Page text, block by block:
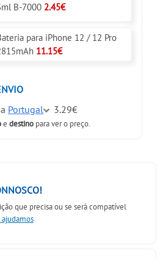
B-7000 2.45€
para iPhone 12 / 12 Pro
11.15€
a Portugal 3.29€
edestino para ver o preço.
que precisa ou se será compatível
ajudamos